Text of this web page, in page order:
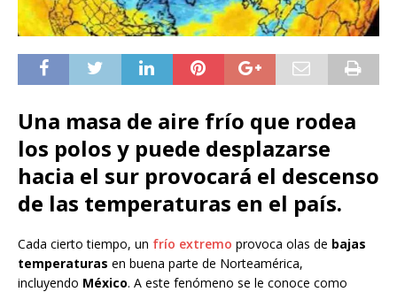
Una masa de aire frío que rodea
los polos y puede desplazarse
hacia el sur provocará el descenso
de las temperaturas en el país.
Cada cierto tiempo, un frío extremo provoca olas de bajas
temperaturas en buena parte de Norteamérica,
incluyendo México. A este fenómeno se le conoce como